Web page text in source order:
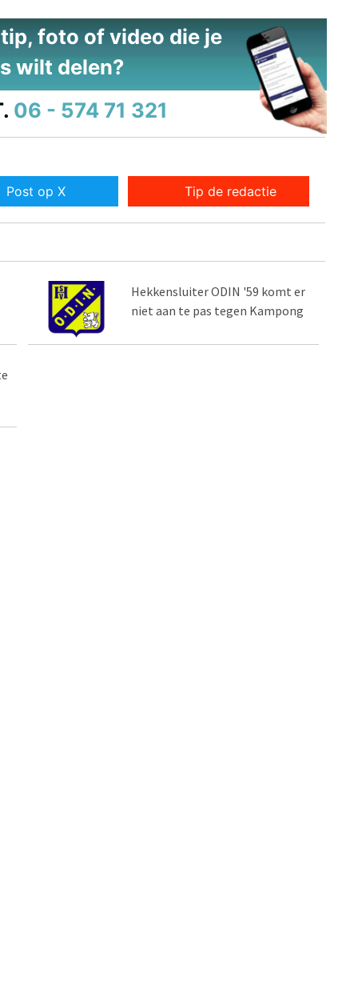
foto of video die je
wilt delen?
06 - 574 71 321
Post op X Tip de redactie
Hekkensluiter ODIN '59 komt er
niet aan te pas tegen Kampong